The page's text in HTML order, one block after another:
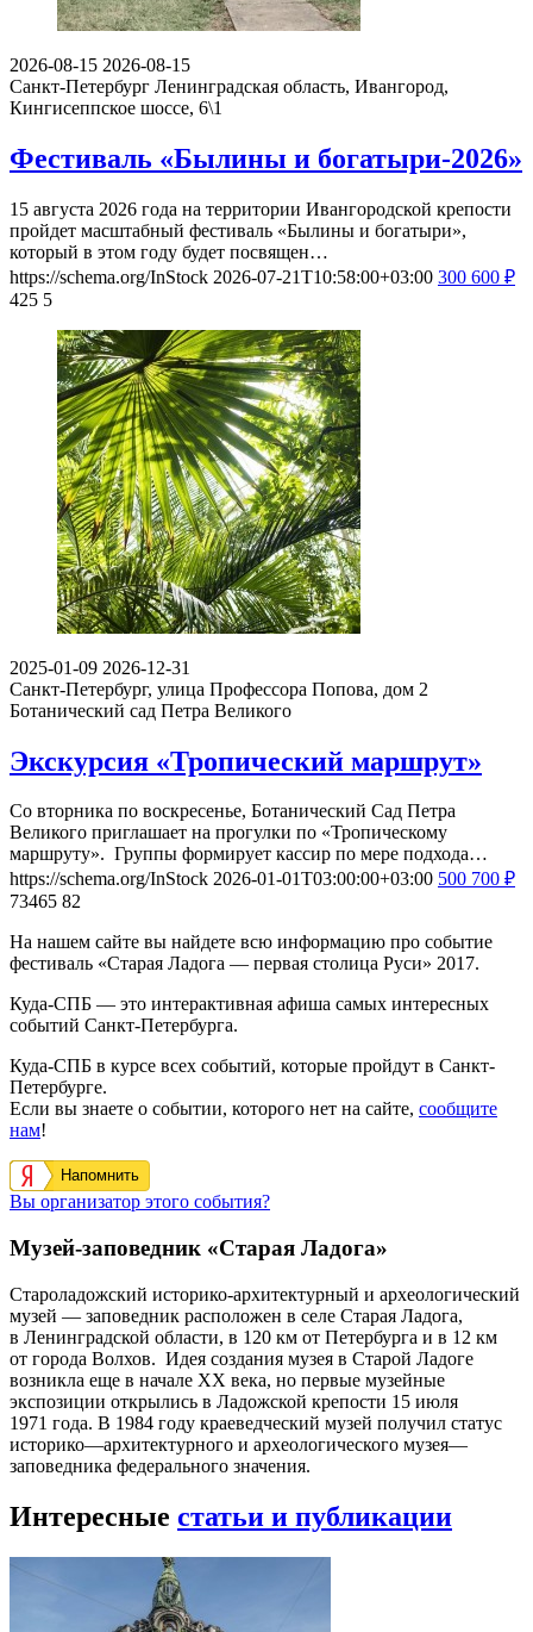
2026-08-15 2026-08-15
Санкт-Петербург Ленинградская область, Ивангород,
Кингисеппское шоссе, 6\1
Фестиваль «Былины и богатыри-2026»
15 августа 2026 года на территории Ивангородской крепости
пройдет масштабный фестиваль «Былины и богатыри»,
который в этом году будет посвящен…
https://schema.org/InStock 2026-07-21T10:58:00+03:00 300 600 ₽
425 5
2025-01-09 2026-12-31
Санкт-Петербург, улица Профессора Попова, дом 2
Ботанический сад Петра Великого
Экскурсия «Тропический маршрут»
Со вторника по воскресенье, Ботанический Сад Петра
Великого приглашает на прогулки по «Тропическому
маршруту». Группы формирует кассир по мере подхода…
https://schema.org/InStock 2026-01-01T03:00:00+03:00 500 700 ₽
73465 82
На нашем сайте вы найдете всю информацию про событие
фестиваль «Старая Ладога — первая столица Руси» 2017.
Куда-СПБ — это интерактивная афиша самых интересных
событий Санкт-Петербурга.
Куда-СПБ в курсе всех событий, которые пройдут в Санкт-
Петербурге.
Если вы знаете о событии, которого нет на сайте, сообщите
нам!
Напомнить
Вы организатор этого события?
Музей-заповедник «Старая Ладога»
Староладожский историко-архитектурный и археологический
музей — заповедник расположен в селе Старая Ладога,
в Ленинградской области, в 120 км от Петербурга и в 12 км
от города Волхов. Идея создания музея в Старой Ладоге
возникла еще в начале ХХ века, но первые музейные
экспозиции открылись в Ладожской крепости 15 июля
1971 года. В 1984 году краеведческий музей получил статус
историко—архитектурного и археологического музея—
заповедника федерального значения.
Интересные статьи и публикации